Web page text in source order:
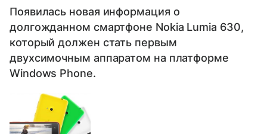
Появилась новая информация о
долгожданном смартфоне Nokia Lumia 630,
который должен стать первым
двухсимочным аппаратом на платформе
Windows Phone.